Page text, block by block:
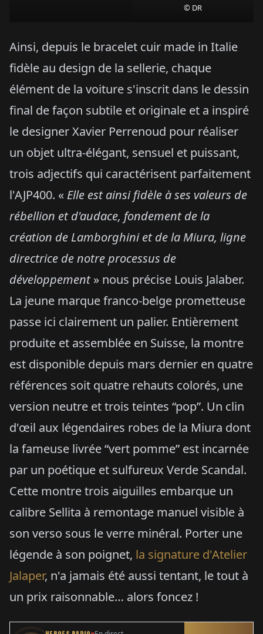
© DR
Ainsi, depuis le bracelet cuir made in Italie
fidèle au design de la sellerie, chaque
élément de la voiture s'inscrit dans le dessin
final de façon subtile et originale et a inspiré
le designer Xavier Perrenoud pour réaliser
un objet ultra-élégant, sensuel et puissant,
trois adjectifs qui caractérisent parfaitement
l'AJP400. « Elle est ainsi fidèle à ses valeurs de
rébellion et d'audace, fondement de la
création de Lamborghini et de la Miura, ligne
directrice de notre processus de
développement» nous précise Louis Jalaber.
La jeune marque franco-belge prometteuse
passe ici clairement un palier. Entièrement
produite et assemblée en Suisse, la montre
est disponible depuis mars dernier en quatre
références soit quatre rehauts colorés, une
version neutre et trois teintes “pop”. Un clin
d'œil aux légendaires robes de la Miura dont
la fameuse livrée “vert pomme” est incarnée
par un poétique et sulfureux Verde Scandal.
Cette montre trois aiguilles embarque un
calibre Sellita à remontage manuel visible à
son verso sous le verre minéral. Porter une
légende à son poignet, la signature d'Atelier
Jalaper, n'a jamais été aussi tentant, le tout à
un prix raisonnable… alors foncez !